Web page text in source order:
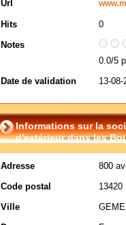
Url
Hits
0
Notes
0.0/5
Date de validation
13-08-
Informations sur la
d'extérieur dans les
Adresse
800
Code postal
13420
Ville